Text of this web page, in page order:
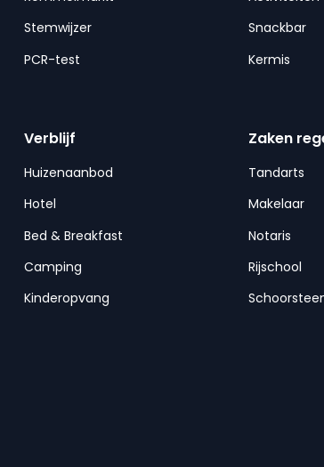
Stemwijzer
PCR-test
Snackbar
Kermis
Verblijf
Huizenaanbod
Hotel
Bed & Breakfast
Camping
Kinderopvang
Zaken
Tandarts
Makelaar
Notaris
Rijschool